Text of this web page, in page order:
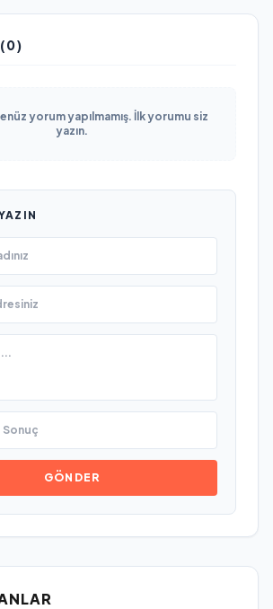
yorum yapılmamış. İlk yorumu siz
yazın.
GÖNDER